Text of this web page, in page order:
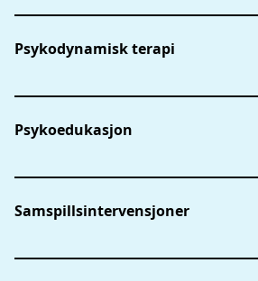
Psykodynamisk terapi
Psykoedukasjon
Samspillsintervensjoner